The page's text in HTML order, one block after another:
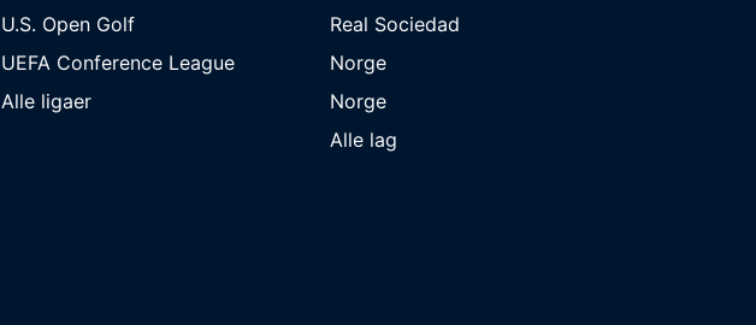
U.S. Open Golf
UEFA Conference League
Alle ligaer
Real Sociedad
Norge
Norge
Alle lag